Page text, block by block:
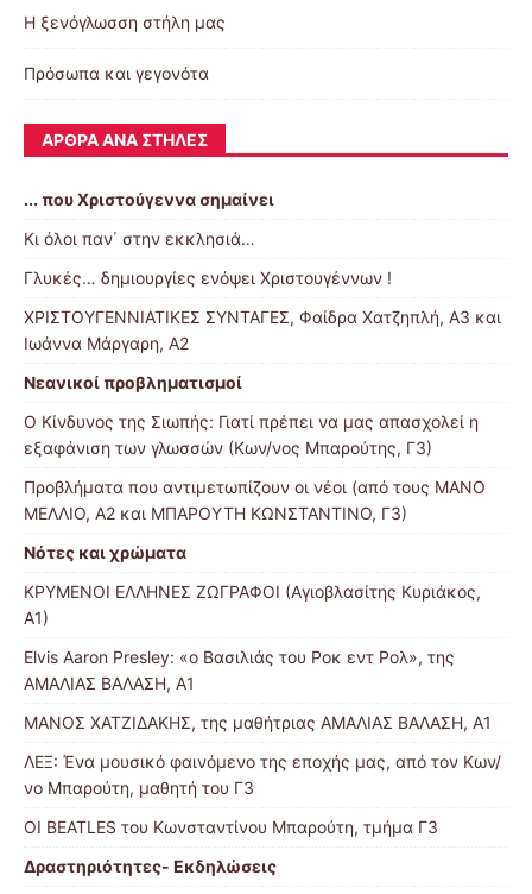
Η ξενόγλωσση στήλη μας
Πρόσωπα και γεγονότα
ΆΡΘΡΑ ΑΝΆ ΣΤΉΛΕΣ
... που Χριστούγεννα σημαίνει
Κι όλοι παν΄ στην εκκλησιά…
Γλυκές… δημιουργίες ενόψει Χριστουγέννων !
ΧΡΙΣΤΟΥΓΕΝΝΙΑΤΙΚΕΣ ΣΥΝΤΑΓΕΣ, Φαίδρα Χατζηπλή, Α3 και
Ιωάννα Μάργαρη, Α2
Nεανικοί προβληματισμοί
Ο Κίνδυνος της Σιωπής: Γιατί πρέπει να μας απασχολεί η
εξαφάνιση των γλωσσών (Κων/νος Μπαρούτης, Γ3)
Προβλήματα που αντιμετωπίζουν οι νέοι (από τους ΜΑΝΟ
ΜΕΛΛΙΟ, Α2 και ΜΠΑΡΟΥΤΗ ΚΩΝΣΤΑΝΤΙΝΟ, Γ3)
Nότες και χρώματα
ΚΡΥΜΕΝΟΙ ΕΛΛΗΝΕΣ ΖΩΓΡΑΦΟΙ (Αγιοβλασίτης Κυριάκος,
Α1)
Elvis Aaron Presley: «ο Βασιλιάς του Ροκ εντ Ρολ», της
ΑΜΑΛΙΑΣ ΒΑΛΑΣΗ, Α1
ΜΑΝΟΣ ΧΑΤΖΙΔΑΚΗΣ, της μαθήτριας ΑΜΑΛΙΑΣ ΒΑΛΑΣΗ, Α1
ΛΕΞ: Ένα μουσικό φαινόμενο της εποχής μας, από τον Κων/
νο Μπαρούτη, μαθητή του Γ3
ΟΙ BEATLES του Κωνσταντίνου Μπαρούτη, τμήμα Γ3
Δραστηριότητες- Εκδηλώσεις